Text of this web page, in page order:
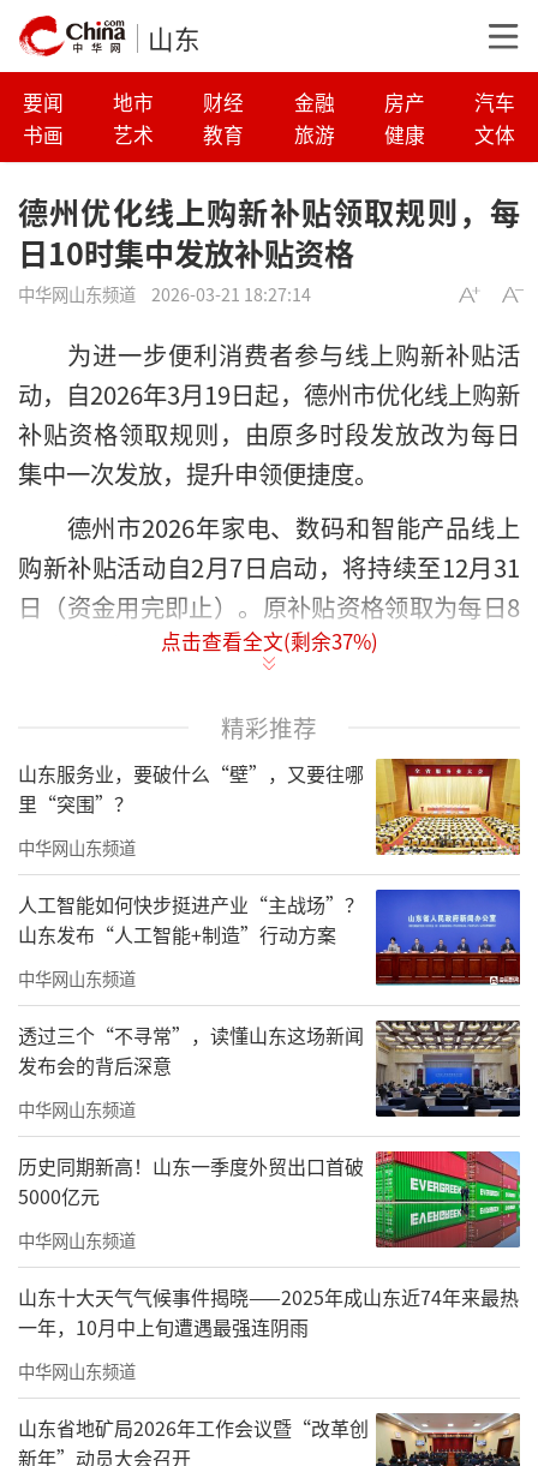
山东
要闻 地市 财经 金融 房产
汽车
书画
艺术 教育 旅游 健康 文体
德州优化线上购新补贴领取规则，每
日10时集中发放补贴资格
中华网山东频道 2026-03-21 18:27:14
为进一步便利消费者参与线上购新补贴活
动，自2026年3月19日起，德州市优化线上购新
补贴资格领取规则，由原多时段发放改为每日
集中一次发放，提升申领便捷度。
德州市2026年家电、数码和智能产品线上
购新补贴活动自2月7日启动，将持续至12月31
日（资金用完即止）。原补贴资格领取为每日8
时、15时两批次发放。此次调整后，活动期间
保持不变，仍为领取当日24时前有效，逾期未
使用自动失效，可于次日重新申领。
（记者/郭超 来源：大众新闻·海报新闻）
责任编辑：寿鹏瑶
点击查看全文(剩余37%)
精彩推荐
山东服务业，要破什么“壁”，又要往哪
里“突围”？
中华网山东频道
人工智能如何快步挺进产业“主战场”？
山东发布“人工智能+制造”行动方案
中华网山东频道
透过三个“不寻常”，读懂山东这场新闻
发布会的背后深意
中华网山东频道
历史同期新高！山东一季度外贸出口首破
5000亿元
中华网山东频道
山东十大天气气候事件揭晓——2025年成山东近74年来最热
一年，10月中上旬遭遇最强连阴雨
中华网山东频道
山东省地矿局2026年工作会议暨“改革创
新年”动员大会召开